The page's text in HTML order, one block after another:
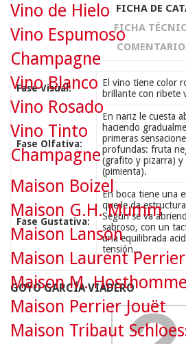
FICHA DE
FICHA
Fase Visual:
El vino tiene color
brillante con ribete
Fase Olfativa:
En nariz le cuesta
haciendo
primeras
profundas: fruta
(grafito y pizarra) y
(pimienta).
Fase Gustativa:
En boca tiene una
que le da
Según se va
sabroso, con un
una equilibrada
tensión...
GOYO GARCÍA VIADERO
Vino de Hielo
Vino Espumoso
Champagne
Vino Blanco
Vino Rosado
Vino Tinto
Champagne
Maison Boizel
Maison G.H. Mumm
Maison Lanson
Maison Laurent Perrier
Maison M. Hosthomme
Maison Perrier Jouët
Maison Tribaut